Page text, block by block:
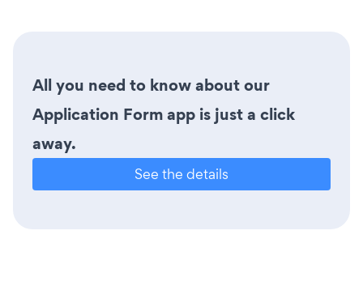
All you need to know about our
Application Form app is just a click
away.
See the details